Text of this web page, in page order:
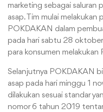
marketing sebagai saluran
asap. Tim mulai melakukan
POKDAKAN dalam
pada hari sabtu 28
para konsumen melakukan
Selanjutnya POKDAKAN
asap pada hari minggu 1
dilakukan sesuai standar
nomor 6 tahun 2019